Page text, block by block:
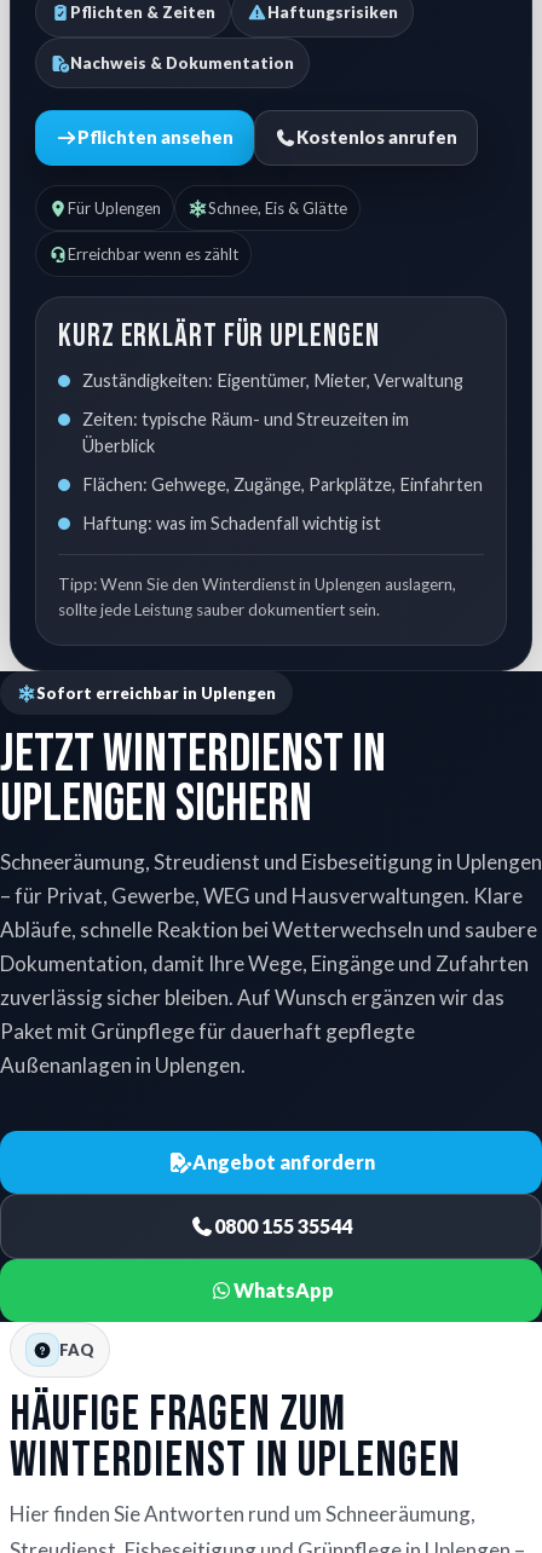
Pflichten & Zeiten Haftungsrisiken
Nachweis & Dokumentation
Pflichten ansehen Kostenlos anrufen
Für Uplengen Schnee, Eis & Glätte
Erreichbar wenn es zählt
Kurz erklärt für Uplengen
Zuständigkeiten: Eigentümer, Mieter, Verwaltung
Zeiten: typische Räum- und Streuzeiten im
Überblick
Flächen: Gehwege, Zugänge, Parkplätze, Einfahrten
Haftung: was im Schadenfall wichtig ist
Tipp: Wenn Sie den Winterdienst in Uplengen auslagern,
sollte jede Leistung sauber dokumentiert sein.
Sofort erreichbar in Uplengen
Jetzt Winterdienst in
Uplengen sichern
Schneeräumung, Streudienst und Eisbeseitigung in Uplengen
– für Privat, Gewerbe, WEG und Hausverwaltungen. Klare
Abläufe, schnelle Reaktion bei Wetterwechseln und saubere
Dokumentation, damit Ihre Wege, Eingänge und Zufahrten
zuverlässig sicher bleiben. Auf Wunsch ergänzen wir das
Paket mit Grünpflege für dauerhaft gepflegte
Außenanlagen in Uplengen.
Angebot anfordern
0800 155 35544
WhatsApp
FAQ
Häufige Fragen zum
Winterdienst in Uplengen
Hier finden Sie Antworten rund um Schneeräumung,